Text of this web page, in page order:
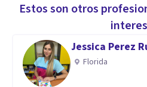
Estos son otros
Jessica Perez
Florida